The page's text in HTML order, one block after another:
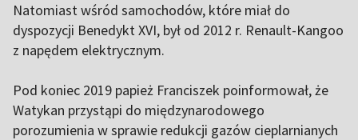
Natomiast wśród samochodów, które miał do
dyspozycji Benedykt XVI, był od 2012 r. Renault-Kangoo
z napędem elektrycznym.
Pod koniec 2019 papież Franciszek poinformował, że
Watykan przystąpi do międzynarodowego
porozumienia w sprawie redukcji gazów cieplarnianych